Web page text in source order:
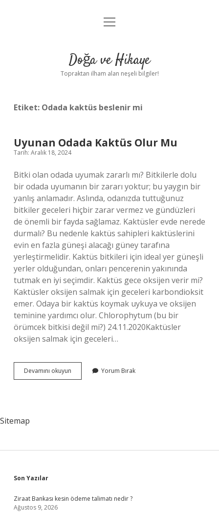
Anasayfa
Yasal Uyarı
menüyü
Doğa ve Hikaye
Topraktan ilham alan neşeli bilgiler!
Etiket: Odada kaktüs beslenir mi
Uyunan Odada Kaktüs Olur Mu
Tarih: Aralık 18, 2024
Bitki olan odada uyumak zararlı mı? Bitkilerle dolu
bir odada uyumanın bir zararı yoktur; bu yaygın bir
yanlış anlamadır. Aslında, odanızda tuttuğunuz
bitkiler geceleri hiçbir zarar vermez ve gündüzleri
de önemli bir fayda sağlamaz. Kaktüsler evde nerede
durmalı? Bu nedenle kaktüs sahipleri kaktüslerini
evin en fazla güneşi alacağı güney tarafına
yerleştirmelidir. Kaktüs bitkileri için ideal yer güneşli
yerler olduğundan, onları pencerenin yakınında
tutmak en iyi seçimdir. Kaktüs gece oksijen verir mi?
Kaktüsler oksijen salmak için geceleri karbondioksit
emer. Odaya bir kaktüs koymak uykuya ve oksijen
teminine yardımcı olur. Chlorophytum (bu bir
örümcek bitkisi değil mi?) 24.11.2020Kaktüsler
oksijen salmak için geceleri…
Devamını okuyun
Odada
Yorum Bırak
Sitemap
Sidebar
Son Yazılar
Ziraat Bankası kesin ödeme talimatı nedir ?
Ağustos 9, 2026